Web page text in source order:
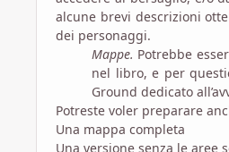
alcune brevi descrizioni
dei personaggi.
Mappe. Potrebbe
nel libro, e per
Ground dedicato
Potreste voler preparare
Una mappa completa
Una versione senza le aree